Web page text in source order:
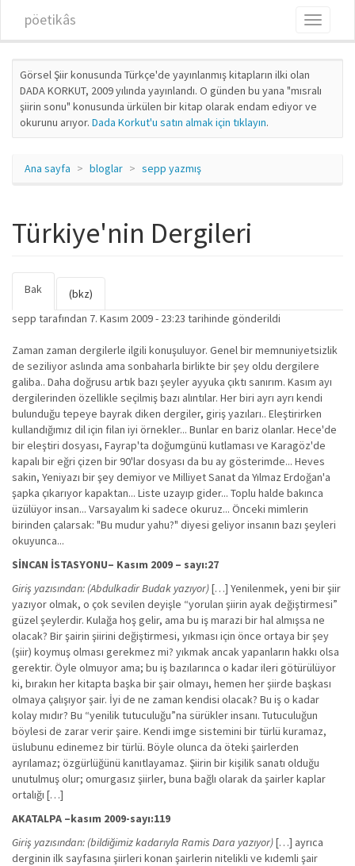
pöetikâs
Toggle
Görsel Şiir konusunda Türkçe'de yayınlanmış kitapların ilki olan
DADA KORKUT, 2009 yılında yayınlandı. O günden bu yana "mısralı
şiirin sonu" konusunda ürkülen bir kitap olarak endam ediyor ve
okurunu arıyor. Dada Korkut'u satın almak için tıklayın.
Ana sayfa bloglar sepp yazmış
Türkiye'nin Dergileri
Birincil sekmeler
Bak
sekme)
(bkz)
sepp tarafından 7. Kasım 2009 - 23:23 tarihinde gönderildi
Zaman zaman dergilerle ilgili konuşuluyor. Genel bir memnuniyetsizlik
de seziliyor aslında ama sonbaharla birlikte bir şey oldu dergilere
galiba.. Daha doğrusu artık bazı şeyler ayyuka çıktı sanırım. Kasım ayı
dergilerinden özellikle seçilmiş bazı alıntılar. Her biri ayrı ayrı kendi
bulunduğu tepeye bayrak diken dergiler, giriş yazıları.. Eleştirirken
kullandığımız dil için filan iyi örnekler... Bunlar en bariz olanlar. Hece'de
bir eleştiri dosyası, Fayrap'ta doğumgünü kutlaması ve Karagöz'de
kapalı bir eğri çizen bir 90'lar dosyası da bu ay gösterimde... Heves
sakin, Yeniyazı bir şey demiyor ve Milliyet Sanat da Yılmaz Erdoğan'a
şapka çıkarıyor kapaktan... Liste uzayıp gider... Toplu halde bakınca
üzülüyor insan... Varsayalım ki sadece okuruz... Önceki mimlerin
birinden çalarsak: "Bu mudur yahu?" diyesi geliyor insanın bazı şeyleri
okuyunca...
SİNCAN İSTASYONU– Kasım 2009 – sayı:27
Giriş yazısından: (Abdulkadir Budak yazıyor)[…] Yenilenmek, yeni bir şiir
yazıyor olmak, o çok sevilen deyişle “yorulan şiirin ayak değiştirmesi”
güzel şeylerdir. Kulağa hoş gelir, ama bu iş marazi bir hal almışsa ne
olacak? Bir şairin şiirini değiştirmesi, yıkması için önce ortaya bir şey
(şiir) koymuş olması gerekmez mi? yıkmak ancak yapanların hakkı olsa
gerektir. Öyle olmuyor ama; bu iş bazılarınca o kadar ileri götürülüyor
ki, bırakın her kitapta başka bir şair olmayı, hemen her şiirde başkası
olmaya çalışıyor şair. İyi de ne zaman kendisi olacak? Bu iş o kadar
kolay mıdır? Bu “yenilik tutuculuğu”na sürükler insanı. Tutuculuğun
böylesi de zarar verir şaire. Kendi imge sistemini bir türlü kuramaz,
üslubunu edinemez bir türlü. Böyle olunca da öteki şairlerden
ayrılamaz; özgürlüğünü kanıtlayamaz. Şiirin bir kişilik sanatı olduğu
unutulmuş olur; omurgasız şiirler, buna bağlı olarak da şairler kaplar
ortalığı […]
AKATALPA –kasım 2009-sayı:119
Giriş yazısından: (bildiğimiz kadarıyla Ramis Dara yazıyor)[…] ayrıca
derginin ilk sayfasına şiirleri konan şairlerin nitelikli ve kıdemli şair